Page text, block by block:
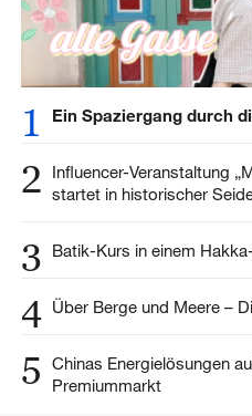
1 Ein Spaziergang durch
2
Influencer-Veranstaltung
startet in historischer
3 Batik-Kurs in einem
4 Über Berge und Meere –
5
Chinas Energielösungen
Premiummarkt